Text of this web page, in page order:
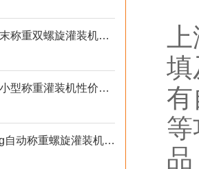
5-10斤腻子粉粉末称重双螺旋灌装机厂家生产
花粉粉末1-50克小型称重灌装机性价比高
健身粉粉末1-5kg自动称重螺旋灌装机操作安全
填